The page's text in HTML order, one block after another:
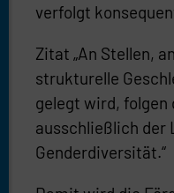
verfolgt
Zitat „An Stellen,
strukturelle
gelegt wird, folgen
ausschließlich der
Genderdiversität.“